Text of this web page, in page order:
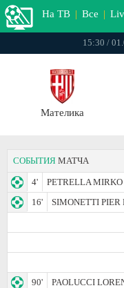
На ТВ | Все |
15:30 /
Мателика
СОБЫТИЯ МАТЧА
4'
PETRELLA MIRKO
16'
SIMONETTI PIER
90'
PAOLUCCI